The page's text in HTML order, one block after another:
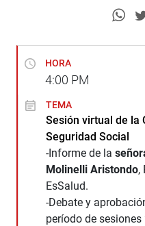
HORA
4:00 PM
TEMA
Sesión virtual de la
Seguridad Social
-Informe de la
Molinelli Aristondo,
EsSalud.
-Debate y
período de sesiones